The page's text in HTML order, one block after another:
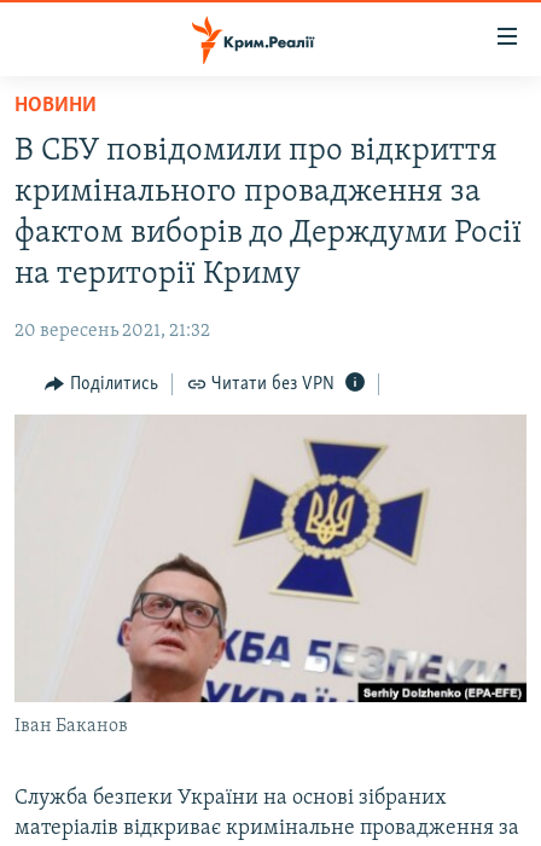
Перейти
основного
матеріалу
Перейти
до
основної
Перейти
пошуку
ВІДЕО ТА ФОТО
ПОГЛЯД
ІНТЕРВ'Ю
ВІДЕОУРОКИ «ELIFBE»
СВІДЧЕННЯ ОКУПАЦІЇ
УКРАЇНСЬКА ПРОБЛЕМА КРИМУ
ІНФОГРАФІКА
ЯК ОБІЙТИ БЛОКУВАННЯ
Усі сайти RFE/RL
НОВИНИ
В СБУ повідомили про відкриття
кримінального провадження за
фактом виборів до Держдуми Росії
на території Криму
20 вересень 2021, 21:32
Поділитись Читати без VPN
Іван Баканов
Служба безпеки України на основі зібраних
матеріалів відкриває кримінальне провадження за